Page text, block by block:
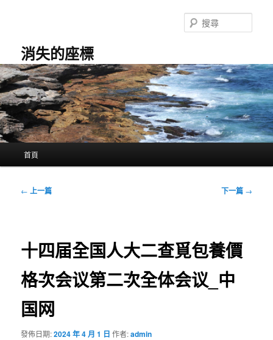
容
消失的座標
尋
首頁
文
← 上一篇 下一篇 →
十四届全国人大二查覓包養價
格次会议第二次全体会议_中
国网
發佈日期:2024 年 4 月 1 日 作者:admin